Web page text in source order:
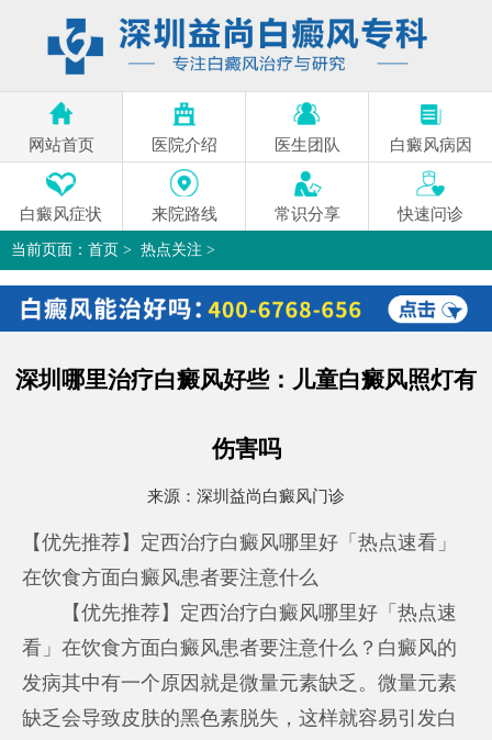
网站首页 医院介绍 医生团队 白癜风病因
白癜风症状 来院路线 常识分享 快速问诊
当前页面： 首页 > 热点关注 >
深圳哪里治疗白癜风好些：儿童白癜风照灯有伤害吗>
深圳哪里治疗白癜风好些：儿童白癜风照灯有
伤害吗
来源： 深圳益尚白癜风门诊
【优先推荐】定西治疗白癜风哪里好「热点速看」
在饮食方面白癜风患者要注意什么
【优先推荐】定西治疗白癜风哪里好「热点速
看」在饮食方面白癜风患者要注意什么？白癜风的
发病其中有一个原因就是微量元素缺乏。微量元素
缺乏会导致皮肤的黑色素脱失，这样就容易引发白